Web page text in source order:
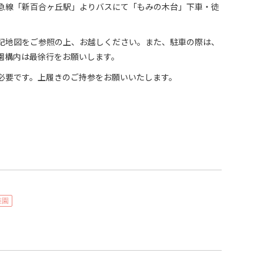
線「新百合ヶ丘駅」よりバスにて「もみの木台」下車・徒
図をご参照の上、お越しください。また、駐車の際は、
内は最徐行をお願いします。
です。上履きのご持参をお願いいたします。